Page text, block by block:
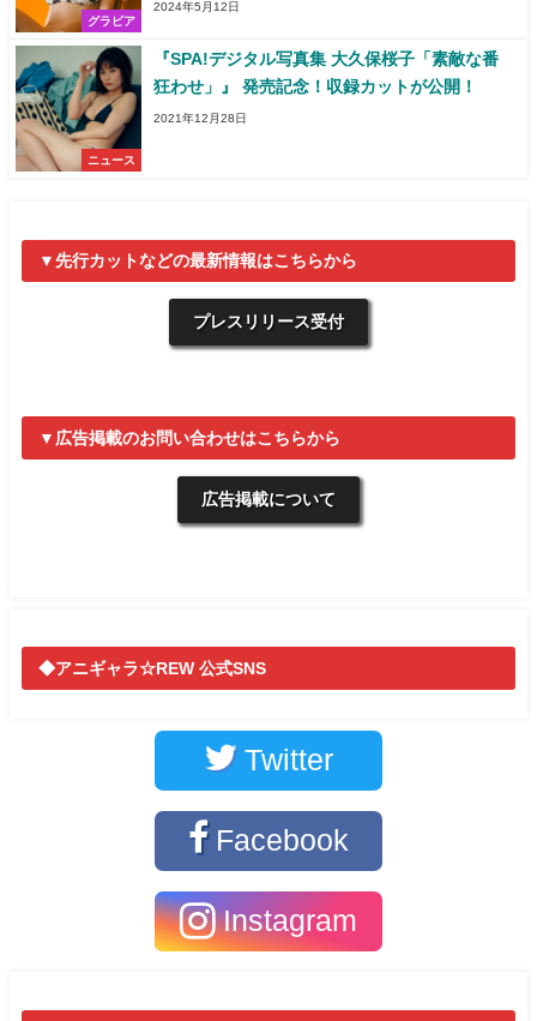
グラビア
2024年5月12日
ニュース
『SPA!デジタル写真集 大久保桜子「素敵な番
狂わせ」』 発売記念！収録カットが公開！
2021年12月28日
▼先行カットなどの最新情報はこちらから
プレスリリース受付
▼広告掲載のお問い合わせはこちらから
広告掲載について
◆アニギャラ☆REW 公式SNS
Twitter
Facebook
Instagram